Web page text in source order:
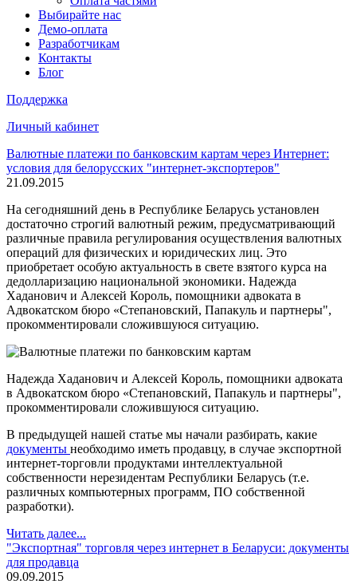
Выбирайте нас
Демо-оплата
Разработчикам
Контакты
Блог
Поддержка
Личный кабинет
Валютные платежи по банковским картам через Интернет:
условия для белорусских "интернет-экспортеров"
21.09.2015
На сегодняшний день в Республике Беларусь установлен
достаточно строгий валютный режим, предусматривающий
различные правила регулирования осуществления валютных
операций для физических и юридических лиц. Это
приобретает особую актуальность в свете взятого курса на
дедолларизацию национальной экономики. Надежда
Хаданович и Алексей Король, помощники адвоката в
Адвокатском бюро «Степановский, Папакуль и партнеры",
прокомментировали сложившуюся ситуацию.
Надежда Хаданович и Алексей Король, помощники адвоката
в Адвокатском бюро «Степановский, Папакуль и партнеры",
прокомментировали сложившуюся ситуацию.
В предыдущей нашей статье мы начали разбирать, какие
документы необходимо иметь продавцу, в случае экспортной
интернет-торговли продуктами интеллектуальной
собственности нерезидентам Республики Беларусь (т.е.
различных компьютерных программ, ПО собственной
разработки).
Читать далее...
"Экспортная" торговля через интернет в Беларуси: документы
для продавца
09.09.2015